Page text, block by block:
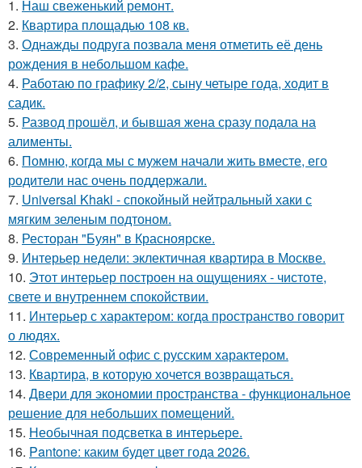
1. Наш свеженький ремонт.
2. Квартира площадью 108 кв.
3. Однажды подруга позвала меня отметить её день
рождения в небольшом кафе.
4. Работаю по графику 2/2, сыну четыре года, ходит в
садик.
5. Развод прошёл, и бывшая жена сразу подала на
алименты.
6. Помню, когда мы с мужем начали жить вместе, его
родители нас очень поддержали.
7. Universal Khaki - спокойный нейтральный хаки с
мягким зеленым подтоном.
8. Ресторан "Буян" в Красноярске.
9. Интерьер недели: эклектичная квартира в Москве.
10. Этот интерьер построен на ощущениях - чистоте,
свете и внутреннем спокойствии.
11. Интерьер с характером: когда пространство говорит
о людях.
12. Современный офис с русским характером.
13. Квартира, в которую хочется возвращаться.
14. Двери для экономии пространства - функциональное
решение для небольших помещений.
15. Необычная подсветка в интерьере.
16. Pantone: каким будет цвет года 2026.